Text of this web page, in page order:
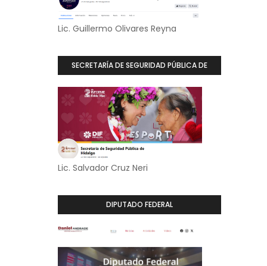
Lic. Guillermo Olivares Reyna
SECRETARÍA DE SEGURIDAD PÚBLICA DE
Lic. Salvador Cruz Neri
DIPUTADO FEDERAL